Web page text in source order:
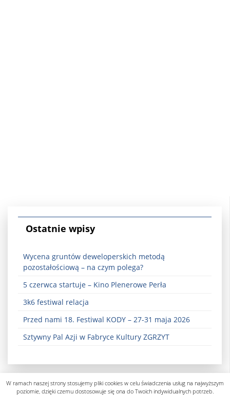
Ostatnie wpisy
Wycena gruntów deweloperskich metodą
pozostałościową – na czym polega?
5 czerwca startuje – Kino Plenerowe Perła
3k6 festiwal relacja
Przed nami 18. Festiwal KODY – 27-31 maja 2026
Sztywny Pal Azji w Fabryce Kultury ZGRZYT
W ramach naszej strony stosujemy pliki cookies w celu świadczenia usług na najwyższym
poziomie, dzięki czemu dostosowuje się ona do Twoich indywidualnych potrzeb.